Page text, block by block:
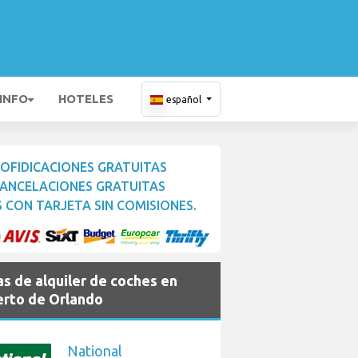
HOTELES español
GRATUITAS
GRATUITAS
CON TARJETA SIN COMISIONES.
de alquiler de coches en
de Orlando
National